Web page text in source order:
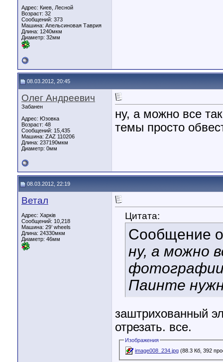
Адрес: Киев, Лесной
Возраст: 32
Сообщений: 373
Машина: Апельсиновая Таврия
Длина: 1240мкм
Диаметр: 32мм
08.03.2012, 20:45
Олег Андреевич
Забанен
Адрес: Юзовка
Возраст: 48
Сообщений: 15,435
Машина: ZAZ 110206
Длина: 237190мкм
Диаметр: 0мм
ну, а можно все
темы просто
08.03.2012, 22:19
Ветал
Адрес: Харків
Сообщений: 10,218
Машина: 29’ wheels
Длина: 24330мкм
Диаметр: 46мм
Цитата:
Сообщение
ну, а можно
Паинте
заштрихованный
отрезать. все.
Изображения
image008_234.jpg (88.3 Кб, 392